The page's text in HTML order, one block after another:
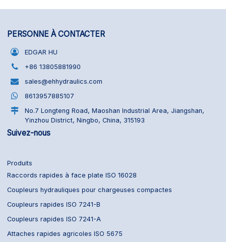
PERSONNE À CONTACTER
EDGAR HU
+86 13805881990
sales@ehhydraulics.com
8613957885107
No.7 Longteng Road, Maoshan Industrial Area, Jiangshan,
Yinzhou District, Ningbo, China, 315193
Suivez-nous
Produits
Raccords rapides à face plate ISO 16028
Coupleurs hydrauliques pour chargeuses compactes
Coupleurs rapides ISO 7241-B
Coupleurs rapides ISO 7241-A
Attaches rapides agricoles ISO 5675